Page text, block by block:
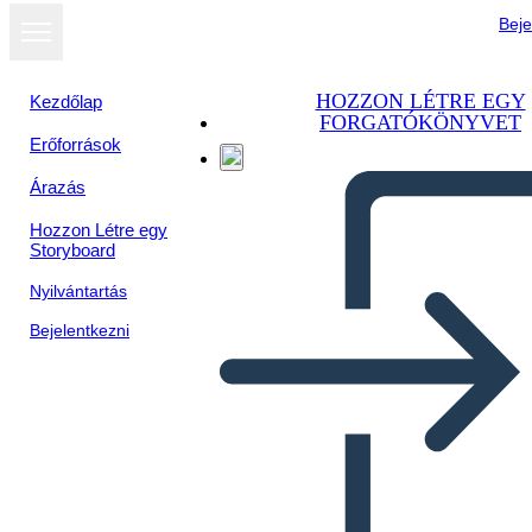
Kezdőlap
Erőforrások
Árazás
Hozzon Létre egy
Storyboard
Nyilvántartás
Bejelentkezni
HOZZON LÉTRE EGY
FORGATÓKÖNYVET
Šablóna Mini Persona